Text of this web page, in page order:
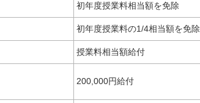
初年度授業料相当額を免除
初年度授業料の1/4相当額を免除
授業料相当額給付
200,000円給付